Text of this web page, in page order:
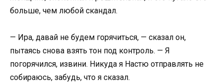
больше, чем любой скандал.
— Ира, давай не будем горячиться, — сказал он,
пытаясь снова взять тон под контроль. — Я
погорячился, извини. Никуда я Настю отправлять не
собираюсь, забудь, что я сказал.